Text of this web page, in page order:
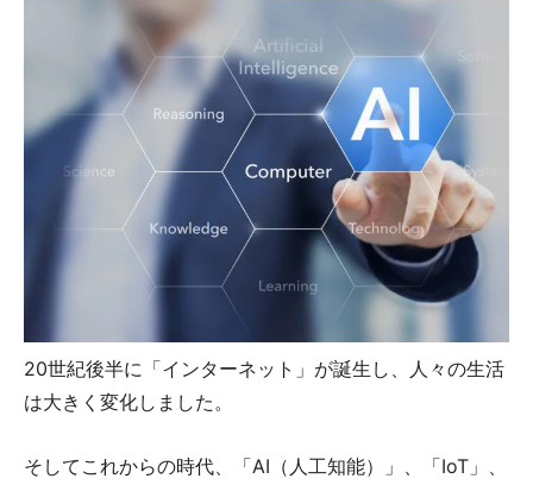
20世紀後半に「インターネット」が誕生し、人々の生活
は大きく変化しました。
そしてこれからの時代、「AI（人工知能）」、「IoT」、